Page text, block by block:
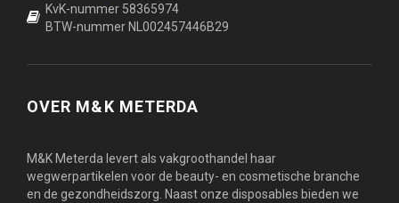
KvK-nummer 58365974
BTW-nummer NL002457446B29
OVER M&K METERDA
M&K Meterda levert als vakgroothandel haar
wegwerpartikelen voor de beauty- en cosmetische branche
en de gezondheidszorg. Naast onze disposables bieden we